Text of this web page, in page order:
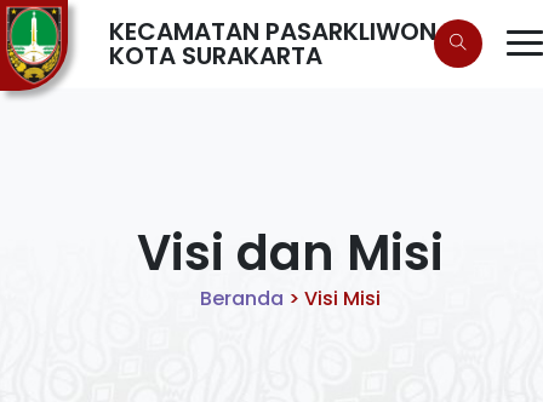
KECAMATAN PASARKLIWON
KOTA SURAKARTA
Visi dan Misi
Beranda > Visi Misi